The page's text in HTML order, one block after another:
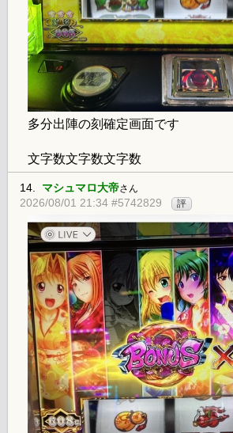
多分出陣の刻確定画面です
文字数文字数文字数
14. マシュマロ大帝さん
2026/08/01 21:34 #5742829 評